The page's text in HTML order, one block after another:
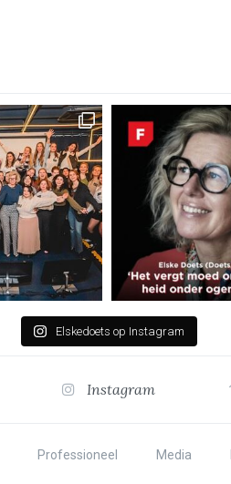
Elskedoets op Instagram
Instagram
Professioneel Media